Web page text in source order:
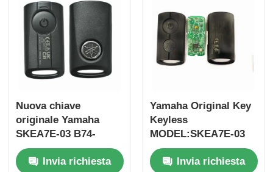
Prodotti
Video
Nuova chiave
originale Yamaha
SKEA7E-03 B74-
H6261-02 662F-
SKEA7D03Invia richiesta
Yamaha Original Key
Keyless
MODEL:SKEA7E-03
Per Yamaha Smart
Remote Key B74-
Invia richiesta